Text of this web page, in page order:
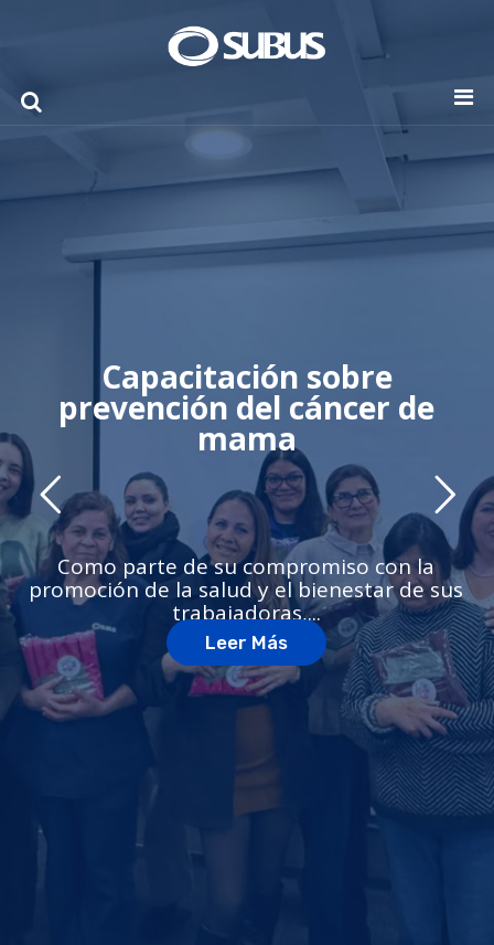
Capacitación sobre
prevención del cáncer de
mama
Como parte de su compromiso con la
promoción de la salud y el bienestar de sus
trabajadoras,...
Leer Más